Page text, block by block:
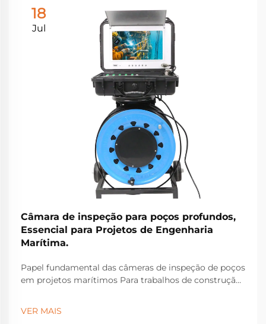
18
Jul
Câmara de inspeção para poços profundos,
Essencial para Projetos de Engenharia
Marítima.
Papel fundamental das câmeras de inspeção de poços
em projetos marítimos Para trabalhos de construção
problemas estruturais ocultos sob a superfície que
VER MAIS